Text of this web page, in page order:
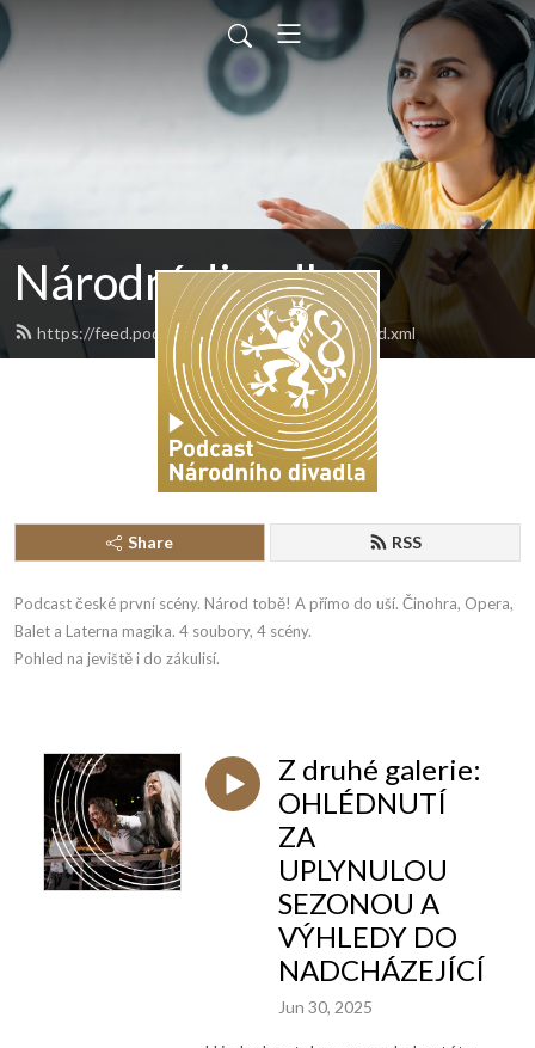
Národní divadlo
https://feed.podbean.com/narodnidivadlo/feed.xml
Share RSS
Podcast české první scény. Národ tobě! A přímo do uší. Činohra, Opera,
Balet a Laterna magika. 4 soubory, 4 scény.
Pohled na jeviště i do zákulisí.
Z druhé galerie:
OHLÉDNUTÍ
ZA
UPLYNULOU
SEZONOU A
VÝHLEDY DO
NADCHÁZEJÍCÍ
Jun 30, 2025